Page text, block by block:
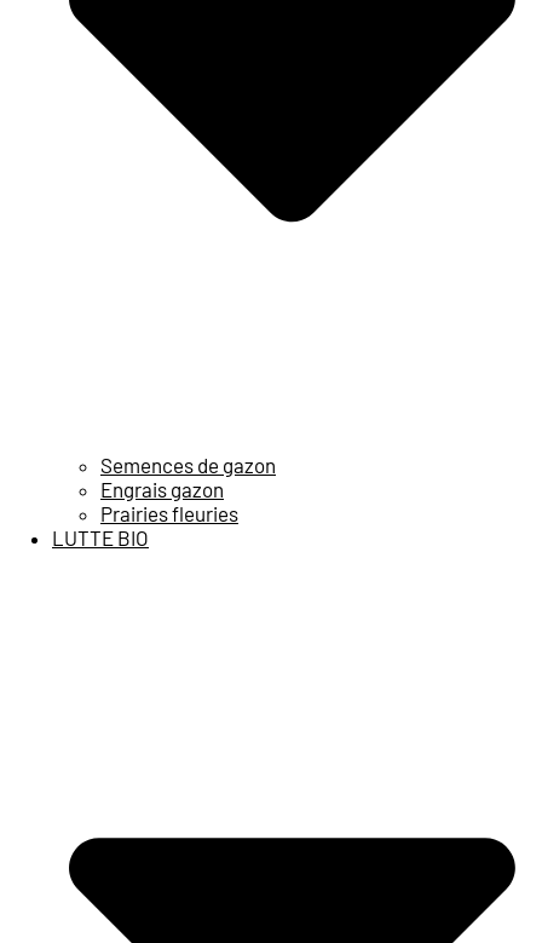
Semences de gazon
Engrais gazon
Prairies fleuries
LUTTE BIO